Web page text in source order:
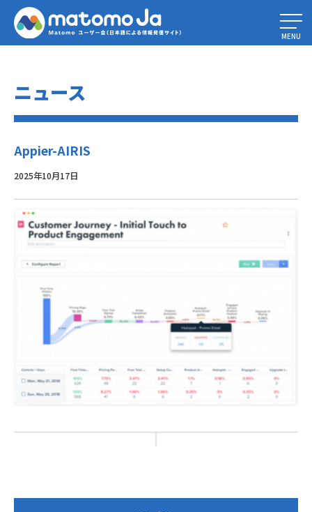
Home»
最高のカスタマージャーニー解析ツールでユーザー体験を変革する
»Appier-AIRIS
MENU
ニュース
Appier-AIRIS
2025年10月17日